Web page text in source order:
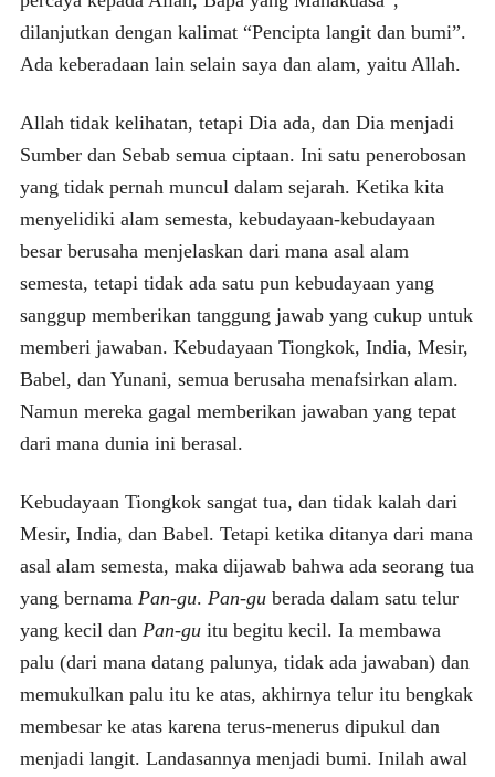
dilanjutkan dengan kalimat “Pencipta langit dan bumi”.
Ada keberadaan lain selain saya dan alam, yaitu Allah.
Allah tidak kelihatan, tetapi Dia ada, dan Dia menjadi
Sumber dan Sebab semua ciptaan. Ini satu penerobosan
yang tidak pernah muncul dalam sejarah. Ketika kita
menyelidiki alam semesta, kebudayaan-kebudayaan
besar berusaha menjelaskan dari mana asal alam
semesta, tetapi tidak ada satu pun kebudayaan yang
sanggup memberikan tanggung jawab yang cukup untuk
memberi jawaban. Kebudayaan Tiongkok, India, Mesir,
Babel, dan Yunani, semua berusaha menafsirkan alam.
Namun mereka gagal memberikan jawaban yang tepat
dari mana dunia ini berasal.
Kebudayaan Tiongkok sangat tua, dan tidak kalah dari
Mesir, India, dan Babel. Tetapi ketika ditanya dari mana
asal alam semesta, maka dijawab bahwa ada seorang tua
yang bernama Pan-gu. Pan-guberada dalam satu telur
yang kecil dan Pan-guitu begitu kecil. Ia membawa
palu (dari mana datang palunya, tidak ada jawaban) dan
memukulkan palu itu ke atas, akhirnya telur itu bengkak
membesar ke atas karena terus-menerus dipukul dan
menjadi langit. Landasannya menjadi bumi. Inilah awal